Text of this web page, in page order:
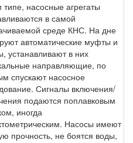
типе, насосные агрегаты
в самой
среде КНС. На дне
автоматические муфты и
устанавливают в них
направляющие, по
спускают насосное
Сигналы включения/
подаются поплавковым
иногда
Насосы имеют
прочность, не боятся воды,